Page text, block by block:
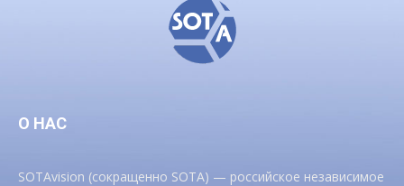
О НАС
SOTAvision (сокращенно SOTA) — российское независимое